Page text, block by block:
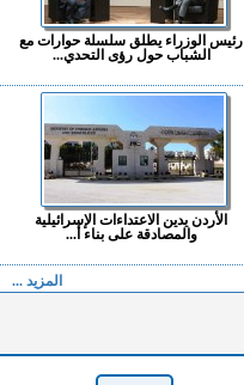
رئيس الوزراء يطلق سلسلة حوارات مع
الشباب حول رؤى التحدي...
الأردن يدين الاعتداءات الإسرائيلية
والمصادقة على بناء أ...
المزيد ...